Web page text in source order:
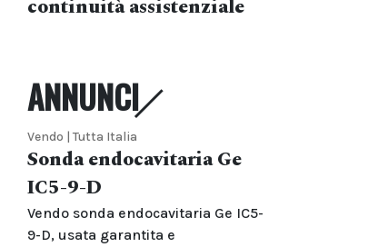
continuità assistenziale
ANNUNCI
Vendo | Tutta Italia
Sonda endocavitaria Ge
IC5-9-D
Vendo sonda endocavitaria Ge IC5-
9-D, usata garantita e